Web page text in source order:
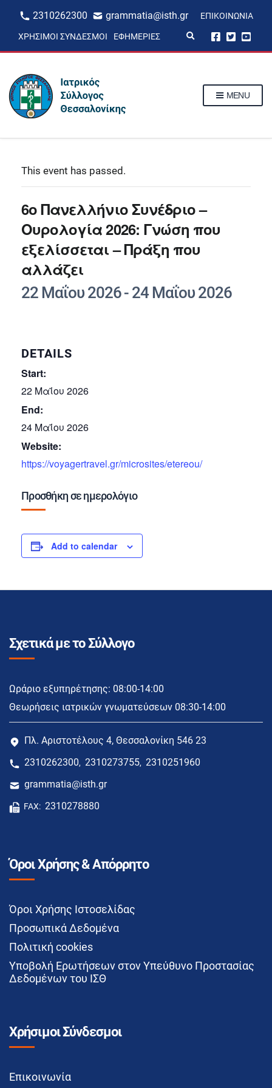
2310262300 grammatia@isth.gr ΕΠΙΚΟΙΝΩΝΊΑ
ΧΡΉΣΙΜΟΙ ΣΎΝΔΕΣΜΟΙ ΕΦΗΜΕΡΊΕΣ
p
MENU
This event has passed.
6ο Πανελλήνιο Συνέδριο –
Ουρολογία 2026: Γνώση που
εξελίσσεται – Πράξη που
αλλάζει
22 Μαΐου 2026- 24 Μαΐου 2026
DETAILS
Start:
22 Μαΐου 2026
End:
24 Μαΐου 2026
Website:
https://voyagertravel.gr/microsites/etereou/
Προσθήκη σε ημερολόγιο
Add to calendar
Σχετικά με το Σύλλογο
Ωράριο εξυπηρέτησης: 08:00-14:00
Θεωρήσεις ιατρικών γνωματεύσεων 08:30-14:00
Πλ. Αριστοτέλους 4, Θεσσαλονίκη 546 23
2310262300, 2310273755, 2310251960
grammatia@isth.gr
FAX: 2310278880
Όροι Χρήσης & Απόρρητο
Όροι Χρήσης Ιστοσελίδας
Προσωπικά Δεδομένα
Πολιτική cookies
Υποβολή Ερωτήσεων στον Υπεύθυνο Προστασίας
Δεδομένων του ΙΣΘ
Χρήσιμοι Σύνδεσμοι
Επικοινωνία